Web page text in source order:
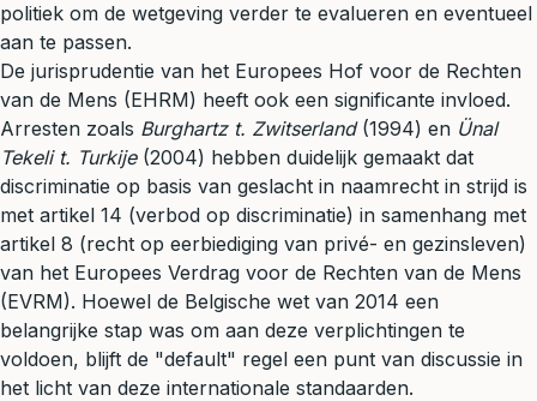
politiek om de wetgeving verder te evalueren en eventueel
aan te passen.
De jurisprudentie van het Europees Hof voor de Rechten
van de Mens (EHRM) heeft ook een significante invloed.
Arresten zoals Burghartz t. Zwitserland(1994) en Ünal
Tekeli t. Turkije(2004) hebben duidelijk gemaakt dat
discriminatie op basis van geslacht in naamrecht in strijd is
met artikel 14 (verbod op discriminatie) in samenhang met
artikel 8 (recht op eerbiediging van privé- en gezinsleven)
van het Europees Verdrag voor de Rechten van de Mens
(EVRM). Hoewel de Belgische wet van 2014 een
belangrijke stap was om aan deze verplichtingen te
voldoen, blijft de "default" regel een punt van discussie in
het licht van deze internationale standaarden.